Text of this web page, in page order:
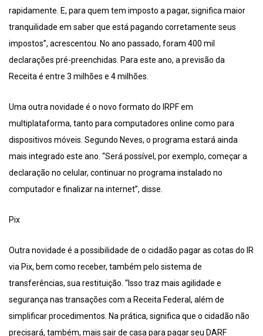
rapidamente. E, para quem tem imposto a pagar, significa maior
tranquilidade em saber que está pagando corretamente seus
impostos”, acrescentou. No ano passado, foram 400 mil
declarações pré-preenchidas. Para este ano, a previsão da
Receita é entre 3 milhões e 4 milhões.
Uma outra novidade é o novo formato do IRPF em
multiplataforma, tanto para computadores online como para
dispositivos móveis. Segundo Neves, o programa estará ainda
mais integrado este ano. “Será possível, por exemplo, começar a
declaração no celular, continuar no programa instalado no
computador e finalizar na internet”, disse.
Pix
Outra novidade é a possibilidade de o cidadão pagar as cotas do IR
via Pix, bem como receber, também pelo sistema de
transferências, sua restituição. “Isso traz mais agilidade e
segurança nas transações com a Receita Federal, além de
simplificar procedimentos. Na prática, significa que o cidadão não
precisará, também, mais sair de casa para pagar seu DARF